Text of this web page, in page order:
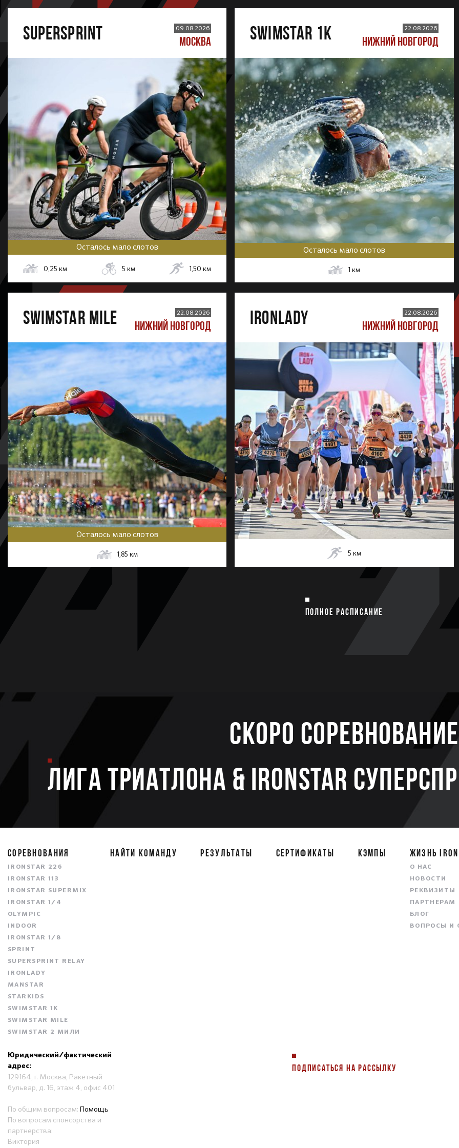
SUPERSPRINT 09.08.2026
МОСКВА
Осталось мало слотов
0,25 км 5 км 1,50км
SWIMSTAR 1K 22.08.2026
НИЖНИЙ НОВГОРОД
Осталось мало слотов
1км
SWIMSTAR MILE 22.08.2026
НИЖНИЙ НОВГОРОД
Осталось мало слотов
1,85 км
IRONLADY 22.08.2026
НИЖНИЙ НОВГОРОД
5 км
ПОЛНОЕ РАСПИСАНИЕ
Скоро соревнование
ЛИГА ТРИАТЛОНА & IRONSTAR
СОРЕВНОВАНИЯ
IRONSTAR 226
IRONSTAR 113
IRONSTAR SUPERMIX
IRONSTAR 1/4
OLYMPIC
INDOOR
IRONSTAR 1/8
SPRINT
SUPERSPRINT RELAY
IRONLADY
MANSTAR
STARKIDS
SWIMSTAR 1K
SWIMSTAR MILE
SWIMSTAR 2 МИЛИ
НАЙТИ КОМАНДУ РЕЗУЛЬТАТЫ СЕРТИФИКАТЫ КЭМПЫ ЖИЗНЬ
О НАС
НОВОСТИ
РЕКВИЗИТЫ
ПАРТНЕРАМ
БЛОГ
ВОПРОСЫ И
ПОДПИСАТЬСЯ НА РАССЫЛКУ
Юридический/фактический
адрес:
129164, г. Москва, Ракетный
бульвар, д. 16, этаж 4, офис 401
По общим вопросам: Помощь
По вопросам спонсорства и
партнерства:
Виктория